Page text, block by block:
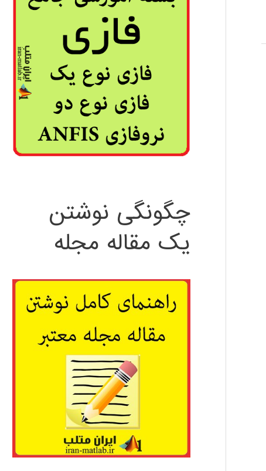
چگونگی نوشتن
یک مقاله مجله